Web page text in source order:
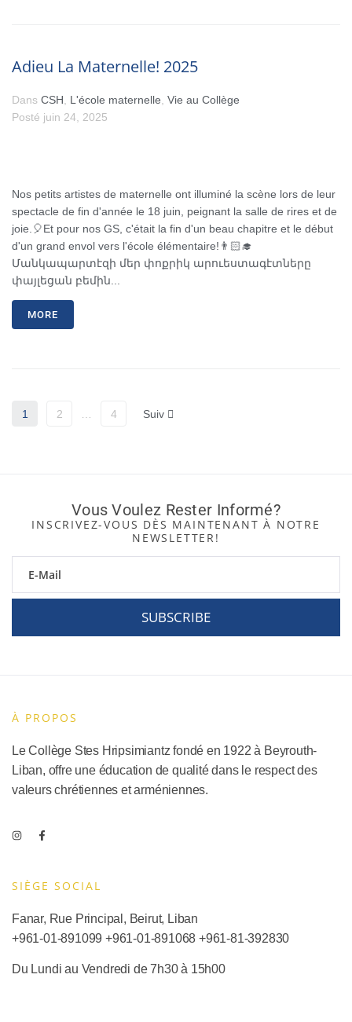
Adieu La Maternelle! 2025
Dans CSH L'école maternelle Vie au Collège
Posté juin 24, 2025
Nos petits artistes de maternelle ont illuminé la scène lors de leur
spectacle de fin d'année le 18 juin, peignant la salle de rires et de
joie.🎈Et pour nos GS, c'était la fin d'un beau chapitre et le début
d'un grand envol vers l'école élémentaire!👨🏻‍🎓
Մանկապարտէզի մեր փոքրիկ արուեստագէտները
փայլեցան բեմին...
MORE
1 2 4 Suiv
Vous Voulez Rester Informé?
INSCRIVEZ-VOUS DÈS MAINTENANT À NOTRE
NEWSLETTER!
SUBSCRIBE
À PROPOS
Le Collège Stes Hripsimiantz fondé en 1922 à Beyrouth-
Liban, offre une éducation de qualité dans le respect des
valeurs chrétiennes et arméniennes.
SIÈGE SOCIAL​
Fanar, Rue Principal, Beirut, Liban
+961-01-891099 +961-01-891068+961-81-392830
Du Lundi au Vendredi de 7h30 à 15h00